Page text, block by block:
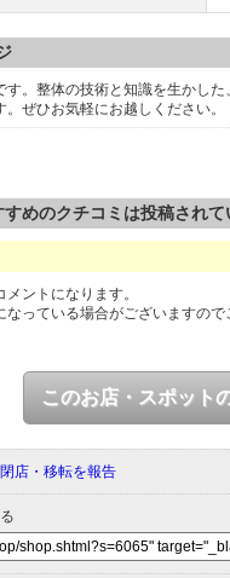
。整体の技術と知識を生かし
ぜひお気軽にお越しください。
めのクチコミは投稿されて
ントになります。
っている場合がございますので
このお店・スポット
店・移転を報告